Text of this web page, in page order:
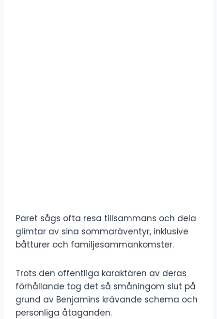
Paret sågs ofta resa tillsammans och dela
glimtar av sina sommaräventyr, inklusive
båtturer och familjesammankomster.
Trots den offentliga karaktären av deras
förhållande tog det så småningom slut på
grund av Benjamins krävande schema och
personliga åtaganden.